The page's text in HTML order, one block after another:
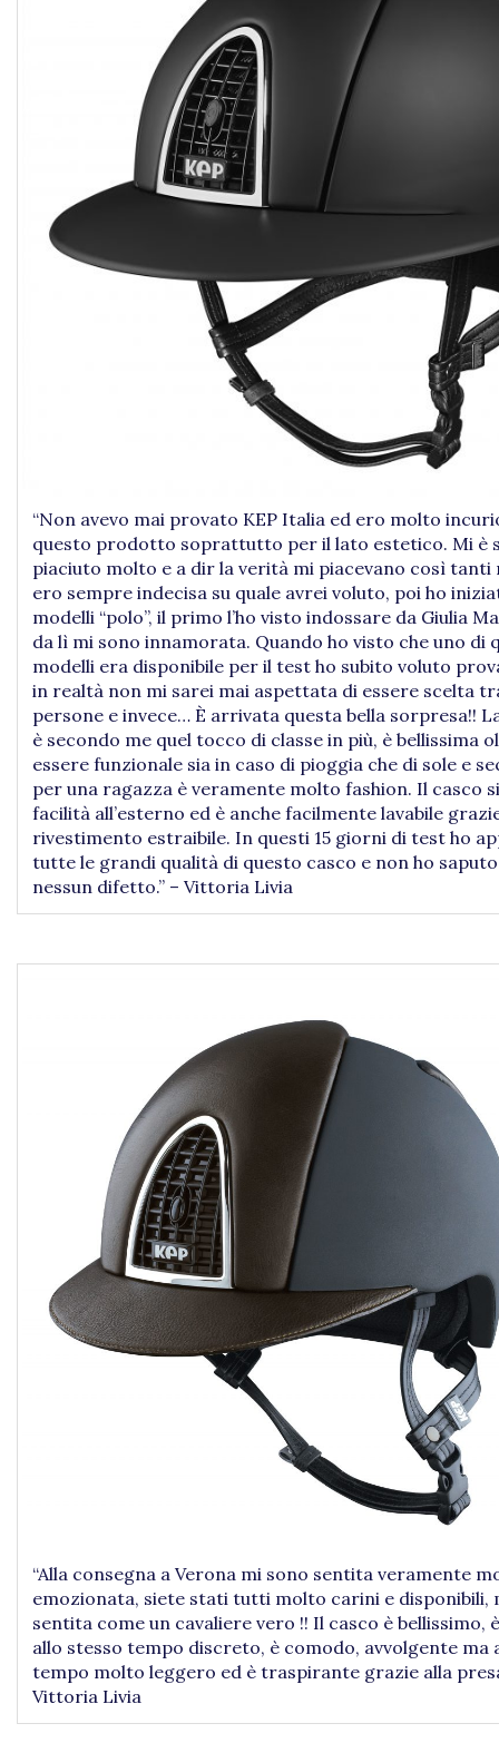
“Non avevo mai provato KEP Italia ed ero molto
questo prodotto soprattutto per il lato estetico. Mi è
piaciuto molto e a dir la verità mi piacevano così tanti
ero sempre indecisa su quale avrei voluto, poi ho
modelli “polo”, il primo l’ho visto indossare da Giulia
da lì mi sono innamorata. Quando ho visto che uno di
modelli era disponibile per il test ho subito voluto
in realtà non mi sarei mai aspettata di essere scelta
persone e invece… È arrivata questa bella sorpresa!!
è secondo me quel tocco di classe in più, è bellissima
essere funzionale sia in caso di pioggia che di sole e
per una ragazza è veramente molto fashion. Il casco
facilità all’esterno ed è anche facilmente lavabile
rivestimento estraibile. In questi 15 giorni di test ho
tutte le grandi qualità di questo casco e non ho
nessun difetto.” – Vittoria Livia
“Alla consegna a Verona mi sono sentita veramente
emozionata, siete stati tutti molto carini e disponibili,
sentita come un cavaliere vero !! Il casco è bellissimo,
allo stesso tempo discreto, è comodo, avvolgente ma
tempo molto leggero ed è traspirante grazie alla presa
Vittoria Livia